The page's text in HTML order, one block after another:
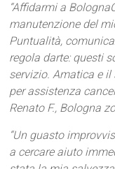
“Affidarmi a
manutenzione del
Puntualità,
regola darte: questi
servizio. Amatica e
per assistenza
Renato F., Bologna
“Un guasto
a cercare aiuto